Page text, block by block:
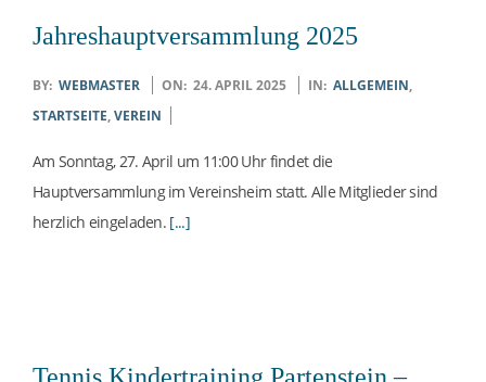
S
S
-
L
Jahreshauptversammlung 2025
2025-
04-
BY: WEBMASTER ON: 24. APRIL 2025 IN: ALLGEMEIN,
STARTSEITE,VEREIN
Am Sonntag, 27. April um 11:00 Uhr findet die
Hauptversammlung im Vereinsheim statt. Alle Mitglieder sind
herzlich eingeladen. [...]